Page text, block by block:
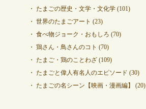
たまごの歴史・文学・文化学(101)
世界のたまごアート (23)
食べ物ジョーク・おもしろ (70)
鶏さん・鳥さんのコト (70)
たまご・鶏のことわざ(109)
たまごと偉人有名人のエピソード (30)
たまごの名シーン【映画・漫画編】
(20)